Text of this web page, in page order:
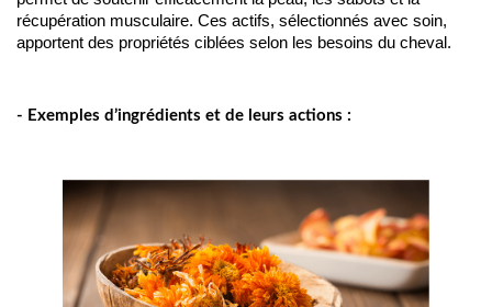
récupération musculaire. Ces actifs, sélectionnés avec soin,
apportent des propriétés ciblées selon les besoins du cheval.
- Exemples d’ingrédients et de leurs actions :